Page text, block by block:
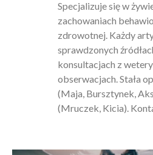
Specjalizuje się w
zachowaniach
zdrowotnej. Każdy
sprawdzonych
konsultacjach z
obserwacjach. Stała
(Maja, Bursztynek,
(Mruczek, Kicia).